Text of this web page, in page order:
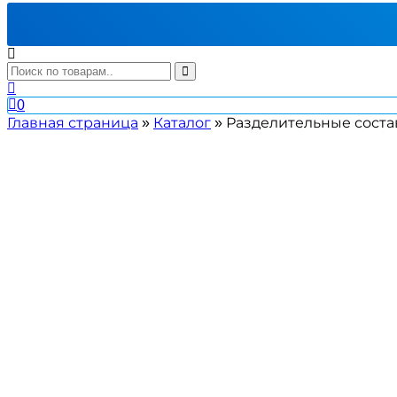
0
Главная страница » Каталог » Разделительные